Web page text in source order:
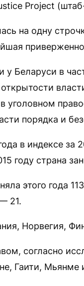
Project
на одну
у Беларуси в
уголовном
порядка и
в индексе за
году страна
этого года
21.
Норвегия,
согласно
Гаити, Мьянме